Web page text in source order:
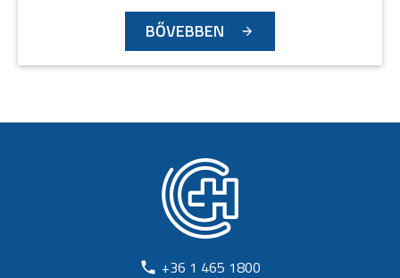
BŐVEBBEN
+36 1 465 1800